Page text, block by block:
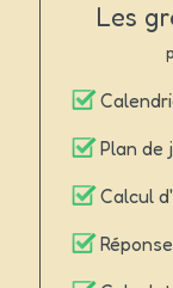
Les
Plan de
Calcul